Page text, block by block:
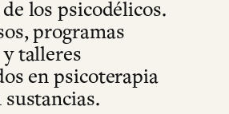
los psicodélicos.
programas
y talleres
en psicoterapia